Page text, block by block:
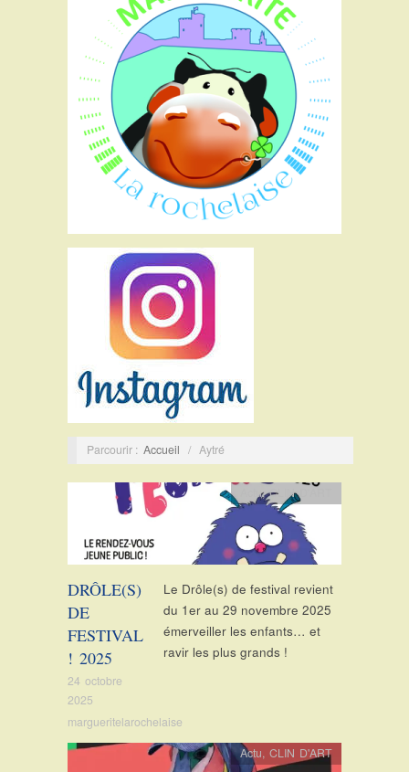
Parcourir : Accueil / Aytré
DRÔLE(S)
DE
FESTIVAL
! 2025
24 octobre
2025
margueritelarochelaise
Actu,CLIN D'ART
Le Drôle(s) de festival revient
du 1er au 29 novembre 2025
émerveiller les enfants… et
ravir les plus grands !
Actu,CLIN D'ART